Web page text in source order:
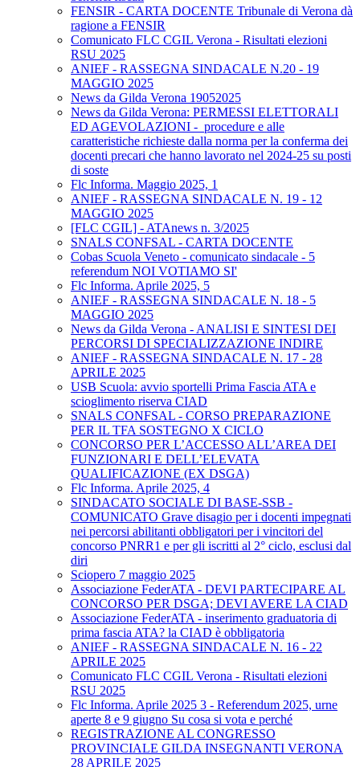
FENSIR - CARTA DOCENTE Tribunale di Verona dà
ragione a FENSIR
Comunicato FLC CGIL Verona - Risultati elezioni
RSU 2025
ANIEF - RASSEGNA SINDACALE N.20 - 19
MAGGIO 2025
News da Gilda Verona 19052025
News da Gilda Verona: PERMESSI ELETTORALI
ED AGEVOLAZIONI - procedure e alle
caratteristiche richieste dalla norma per la conferma dei
docenti precari che hanno lavorato nel 2024-25 su posti
di soste
Flc Informa. Maggio 2025, 1
ANIEF - RASSEGNA SINDACALE N. 19 - 12
MAGGIO 2025
[FLC CGIL] - ATAnews n. 3/2025
SNALS CONFSAL - CARTA DOCENTE
Cobas Scuola Veneto - comunicato sindacale - 5
referendum NOI VOTIAMO SI'
Flc Informa. Aprile 2025, 5
ANIEF - RASSEGNA SINDACALE N. 18 - 5
MAGGIO 2025
News da Gilda Verona - ANALISI E SINTESI DEI
PERCORSI DI SPECIALIZZAZIONE INDIRE
ANIEF - RASSEGNA SINDACALE N. 17 - 28
APRILE 2025
USB Scuola: avvio sportelli Prima Fascia ATA e
scioglimento riserva CIAD
SNALS CONFSAL - CORSO PREPARAZIONE
PER IL TFA SOSTEGNO X CICLO
CONCORSO PER L’ACCESSO ALL’AREA DEI
FUNZIONARI E DELL’ELEVATA
QUALIFICAZIONE (EX DSGA)
Flc Informa. Aprile 2025, 4
SINDACATO SOCIALE DI BASE-SSB -
COMUNICATO Grave disagio per i docenti impegnati
nei percorsi abilitanti obbligatori per i vincitori del
concorso PNRR1 e per gli iscritti al 2° ciclo, esclusi dal
diri
Sciopero 7 maggio 2025
Associazione FederATA - DEVI PARTECIPARE AL
CONCORSO PER DSGA; DEVI AVERE LA CIAD
Associazione FederATA - inserimento graduatoria di
prima fascia ATA? la CIAD è obbligatoria
ANIEF - RASSEGNA SINDACALE N. 16 - 22
APRILE 2025
Comunicato FLC CGIL Verona - Risultati elezioni
RSU 2025
Flc Informa. Aprile 2025 3 - Referendum 2025, urne
aperte 8 e 9 giugno Su cosa si vota e perché
REGISTRAZIONE AL CONGRESSO
PROVINCIALE GILDA INSEGNANTI VERONA
28 APRILE 2025